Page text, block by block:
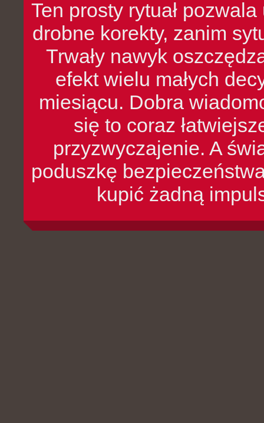
Ten prosty rytuał
drobne korekty, zanim
Trwały nawyk
efekt wielu małych
miesiącu. Dobra
się to coraz
przyzwyczajenie. A
poduszkę
kupić żadną